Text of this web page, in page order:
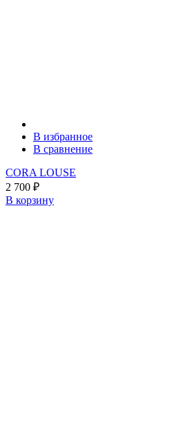
В избранное
В сравнение
CORA LOUSE
2 700 ₽
В корзину